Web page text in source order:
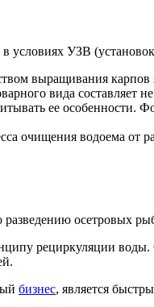
условиях УЗВ
выращивания карпов
вида составляет не
ее особенности.
очищения водоема от
осетровых
рециркуляции
бизнес, является